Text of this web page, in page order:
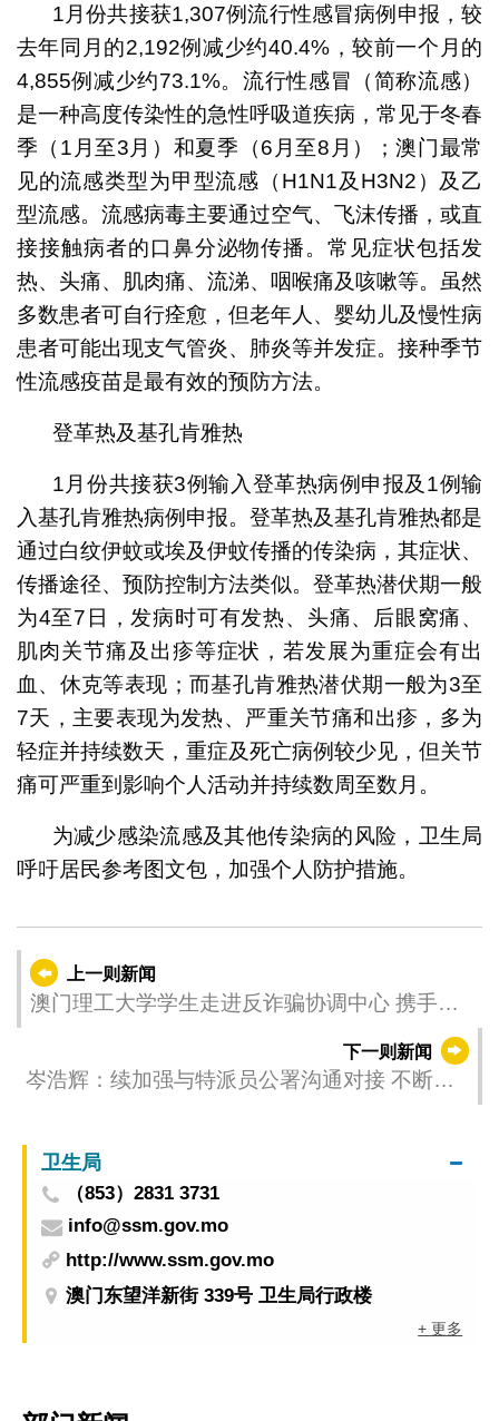
1月份共接获1,307例流行性感冒病例申报，较
去年同月的2,192例减少约40.4%，较前一个月的
4,855例减少约73.1%。流行性感冒（简称流感）
是一种高度传染性的急性呼吸道疾病，常见于冬春
季（1月至3月）和夏季（6月至8月）；澳门最常
见的流感类型为甲型流感（H1N1及H3N2）及乙
型流感。流感病毒主要通过空气、飞沫传播，或直
接接触病者的口鼻分泌物传播。常见症状包括发
热、头痛、肌肉痛、流涕、咽喉痛及咳嗽等。虽然
多数患者可自行痊愈，但老年人、婴幼儿及慢性病
患者可能出现支气管炎、肺炎等并发症。接种季节
性流感疫苗是最有效的预防方法。
登革热及基孔肯雅热
1月份共接获3例输入登革热病例申报及1例输
入基孔肯雅热病例申报。登革热及基孔肯雅热都是
通过白纹伊蚊或埃及伊蚊传播的传染病，其症状、
传播途径、预防控制方法类似。登革热潜伏期一般
为4至7日，发病时可有发热、头痛、后眼窝痛、
肌肉关节痛及出疹等症状，若发展为重症会有出
血、休克等表现；而基孔肯雅热潜伏期一般为3至
7天，主要表现为发热、严重关节痛和出疹，多为
轻症并持续数天，重症及死亡病例较少见，但关节
痛可严重到影响个人活动并持续数周至数月。
为减少感染流感及其他传染病的风险，卫生局
呼吁居民参考图文包，加强个人防护措施。
上一则新闻
澳门理工大学学生走进反诈骗协调中心 携手筑
下一则新闻
岑浩辉：续加强与特派员公署沟通对接 不断提
卫生局
（853）2831 3731
info@ssm.gov.mo
http://www.ssm.gov.mo
澳门东望洋新街 339号 卫生局行政楼
+ 更多